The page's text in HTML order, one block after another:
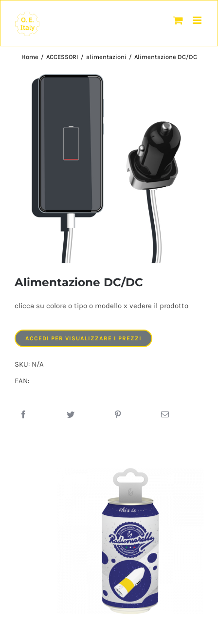
contenuto
Home / ACCESSORI / alimentazioni / Alimentazione DC/DC
Alimentazione DC/DC
clicca su colore o tipo o modello x vedere il prodotto
ACCEDI PER VISUALIZZARE I PREZZI
SKU: N/A
EAN: